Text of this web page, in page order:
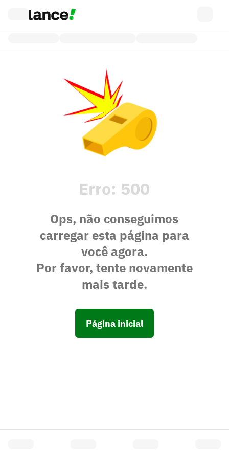
Erro: 500
Ops, não conseguimos
carregar esta página para
você agora.
Por favor, tente novamente
mais tarde.
Página inicial